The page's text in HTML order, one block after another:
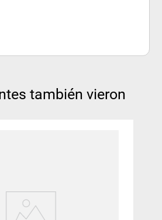
también vieron